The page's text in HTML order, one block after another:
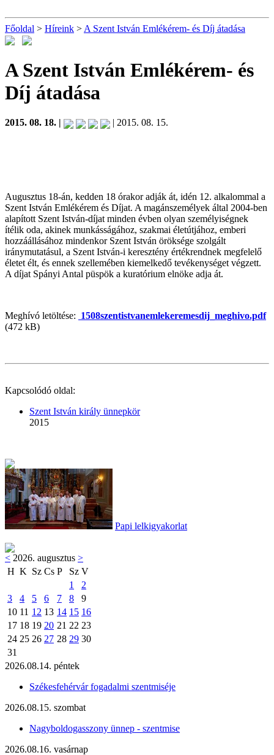
Főoldal > Híreink > A Szent István Emlékérem- és Díj átadása
A Szent István Emlékérem- és
Díj átadása
2015. 08. 18. | | 2015. 08. 15.
Augusztus 18-án, kedden 18 órakor adják át, idén 12. alkalommal a
Szent István Emlékérem és Díjat. A magánszemélyek által 2004-ben
alapított Szent István-díjat minden évben olyan személyiségnek
ítélik oda, akinek munkásságához, szakmai életútjához, emberi
hozzáállásához mindenkor Szent István öröksége szolgált
iránymutatásul, a Szent István-i keresztény értékrendnek megfelelő
életet élt, és ennek szellemében kiemelkedő tevékenységet végzett.
A díjat Spányi Antal püspök a kuratórium elnöke adja át.
Meghívó letöltése: 1508szentistvanemlekeremesdij_meghivo.pdf
(472 kB)
Kapcsolódó oldal:
Szent István király ünnepkör
2015
Papi lelkigyakorlat
< 2026. augusztus >
H K Sz Cs P Sz V
1
2
3
4 5 6 7 8
9
10 11 12 13 14 15 16
17 18 19 20 21 22 23
24 25 26 27 28 29 30
31
2026.08.14. péntek
Székesfehérvár fogadalmi szentmiséje
2026.08.15. szombat
Nagyboldogasszony ünnep - szentmise
2026.08.16. vasárnap